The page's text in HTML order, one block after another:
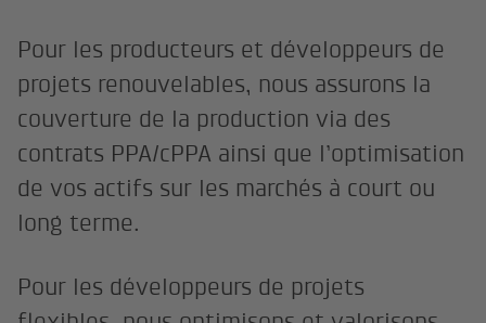
Pour les producteurs et développeurs de
projets renouvelables, nous assurons la
couverture de la production via des
contrats PPA/cPPA ainsi que l’optimisation
de vos actifs sur les marchés à court ou
long terme.
Pour les développeurs de projets